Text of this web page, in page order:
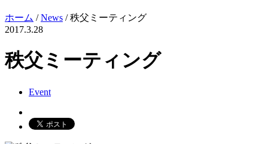
ホーム /News / 秩父ミーティング
2017.3.28
秩父ミーティング
Event